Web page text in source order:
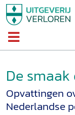
De
Opvattingen
Nederlandse